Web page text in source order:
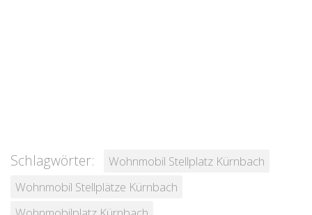
Schlagwörter:
Wohnmobil Stellplatz Kürnbach
Wohnmobil Stellplätze Kürnbach